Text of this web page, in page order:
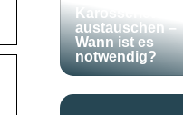
Karosserieteile
austauschen –
Wann ist es
notwendig?